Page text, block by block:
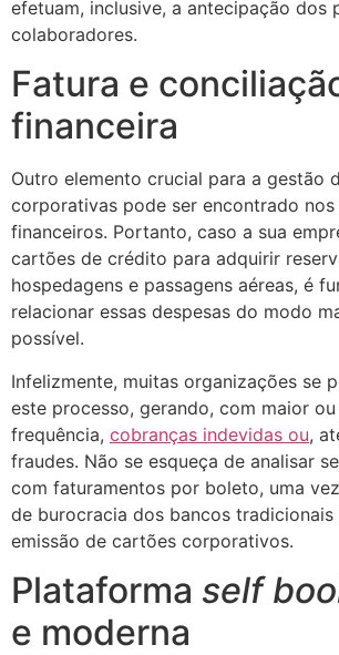
efetuam, inclusive, a antecipação dos
colaboradores.
Fatura e
financeira
Outro elemento crucial para a gestão
corporativas pode ser encontrado
financeiros. Portanto, caso a sua
cartões de crédito para adquirir
hospedagens e passagens aéreas, é
relacionar essas despesas do modo
possível.
Infelizmente, muitas organizações se
este processo, gerando, com maior
frequência, cobranças indevidas ou,
fraudes. Não se esqueça de analisar
com faturamentos por boleto, uma
de burocracia dos bancos tradicionais
emissão de cartões corporativos.
Plataforma self
e moderna